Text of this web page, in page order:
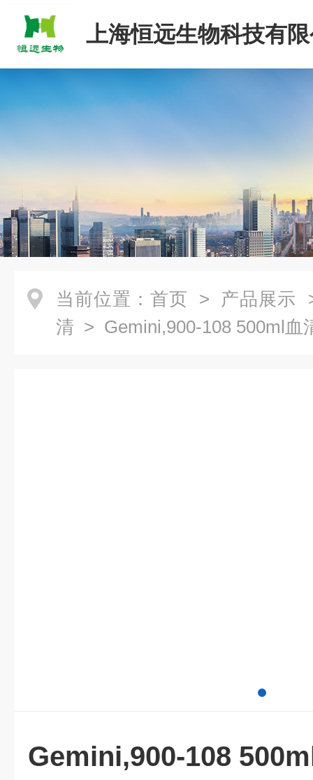
上海恒远生物科技有
当前位置： 首页 > 产品展示
清
> Gemini,900-108 500ml
Gemini,900-108